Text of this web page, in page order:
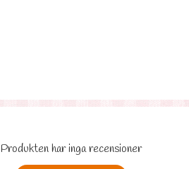
Produkten har inga recensioner